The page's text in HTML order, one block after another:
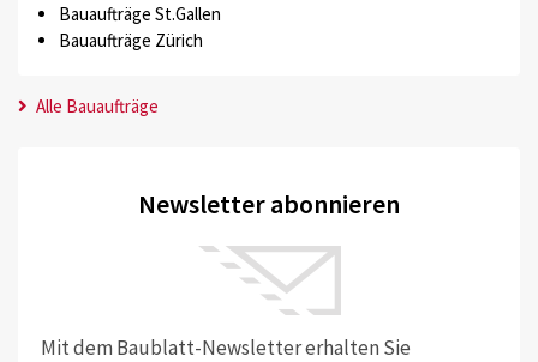
Bauaufträge St.Gallen
Bauaufträge Zürich
Alle Bauaufträge
Newsletter abonnieren
Mit dem Baublatt-Newsletter erhalten Sie